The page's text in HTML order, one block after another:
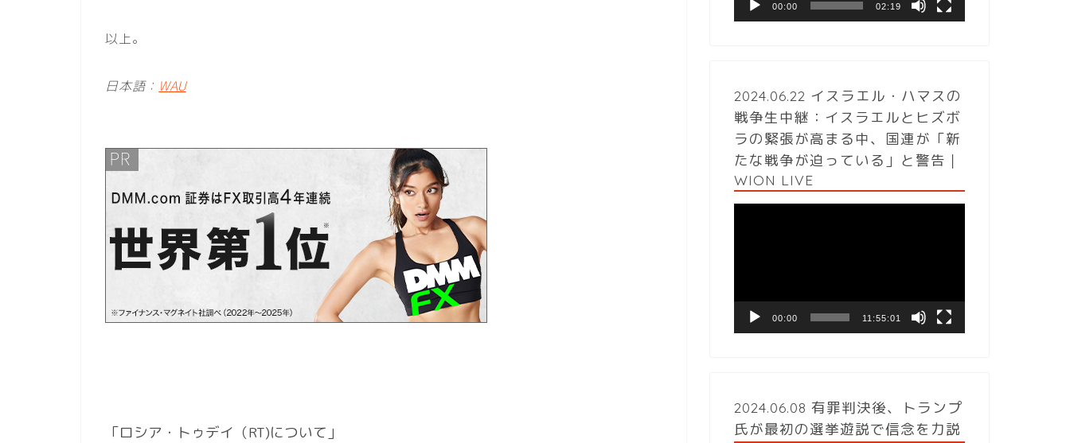
以上。
日本語： WAU
「ロシア・トゥデイ（RT)について」
00:00 02:19
2024.06.22 イスラエル・ハマスの
戦争生中継：イスラエルとヒズボ
ラの緊張が高まる中、国連が「新
たな戦争が迫っている」と警告｜
WION LIVE
ヤ
00:00 11:55:01
2024.06.08 有罪判決後、トランプ
氏が最初の選挙遊説で信念を力説